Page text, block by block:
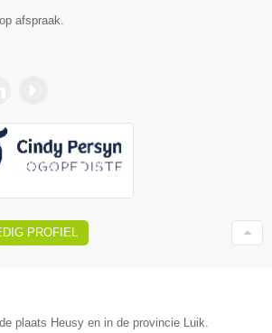
afspraak.
PROFIEL
plaats Heusy en in de provincie Luik.